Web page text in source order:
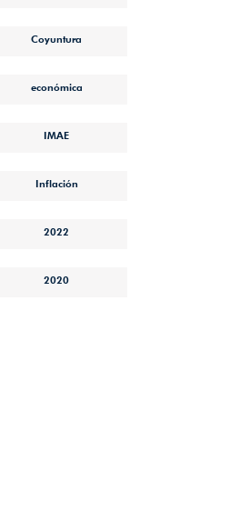
Coyuntura
económica
IMAE
Inflación
2022
2020